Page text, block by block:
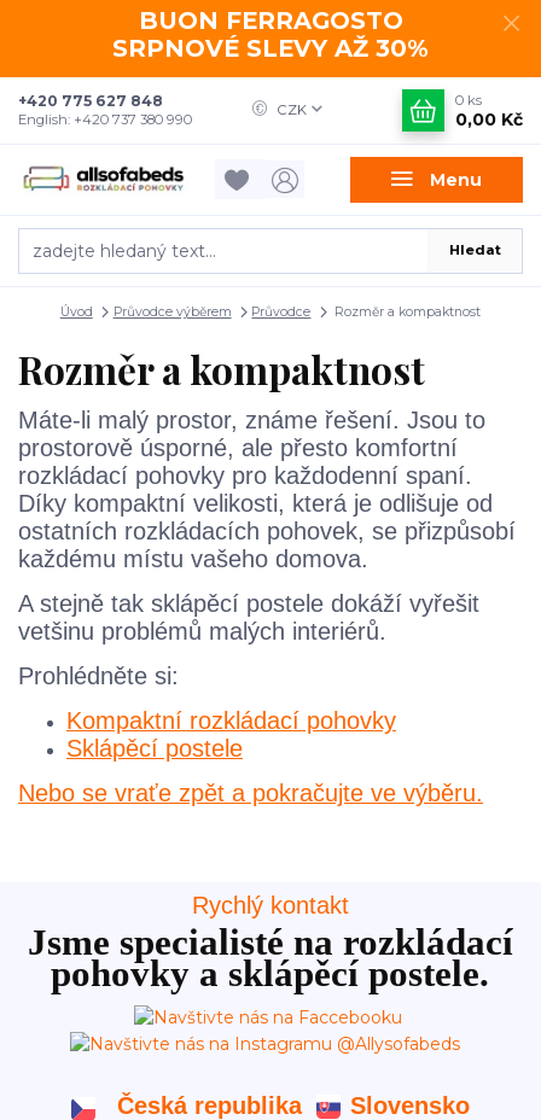
BUON FERRAGOSTO
SRPNOVÉ SLEVY AŽ 30%
Menu
CZK
Hledat
+420 775 627 848
English: +420 737 380 990
0 ks
0,00 Kč
Úvod Průvodce výběrem Průvodce Rozměr a kompaktnost
Rozměr a kompaktnost
Máte-li malý prostor, známe řešení. Jsou to
prostorově úsporné, ale přesto komfortní
rozkládací pohovky pro každodenní spaní.
Díky kompaktní velikosti, která je odlišuje od
ostatních rozkládacích pohovek, se přizpůsobí
každému místu vašeho domova.
A stejně tak sklápěcí postele dokáží vyřešit
vetšinu problémů malých interiérů.
Prohlédněte si:
Kompaktní rozkládací pohovky
Sklápěcí postele
Nebo se vraťe zpět a pokračujte ve výběru.
Rychlý kontakt
Jsme specialisté na rozkládací
pohovky a sklápěcí postele.
Česká republika Slovensko